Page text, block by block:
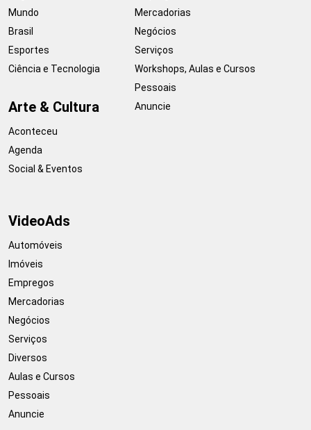
Mundo
Brasil
Esportes
Ciência e Tecnologia
Arte & Cultura
Aconteceu
Agenda
Social & Eventos
Mercadorias
Negócios
Serviços
Workshops, Aulas e Cursos
Pessoais
Anuncie
VideoAds
Automóveis
Imóveis
Empregos
Mercadorias
Negócios
Serviços
Diversos
Aulas e Cursos
Pessoais
Anuncie